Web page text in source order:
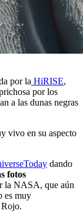
por la HiRISE,
por los
a las dunas negras
vivo en su aspecto
dando
fotos
la NASA, que aún
es muy